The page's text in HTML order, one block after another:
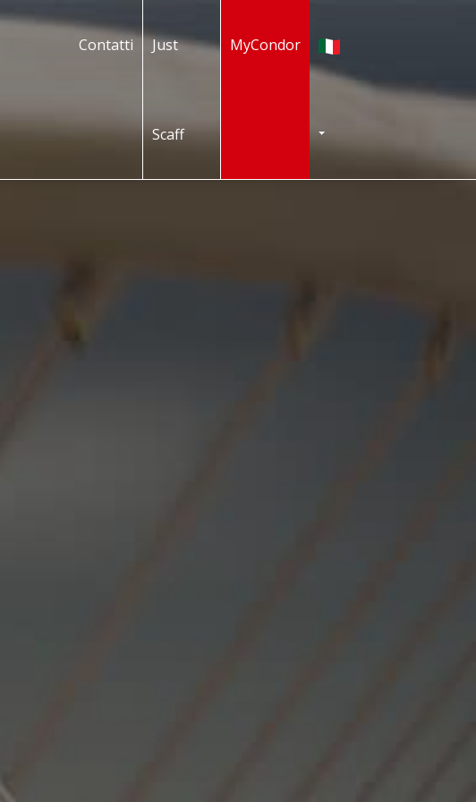
Contatti Just
Scaff
MyCondor Italiano
TOGGLE DROPDOWN